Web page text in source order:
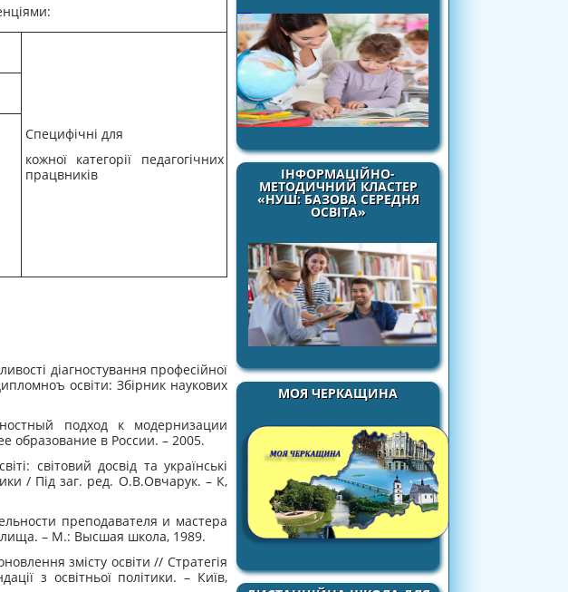
ІНФОРМАЦІЙНО-
МЕТОДИЧНИЙ КЛАСТЕР
«НУШ: БАЗОВА СЕРЕДНЯ
ОСВІТА»
МОЯ ЧЕРКАЩИНА
Специфічні для
кожної категорії педагогічних
працвників
діагностування професійної
освіти: Збірник наукових
подход к модернизации
образование в России. – 2005.
світовий досвід та українські
/ Під заг. ред. О.В.Овчарук. – К,
преподавателя и мастера
– М.: Высшая школа, 1989.
змісту освіти // Стратегія
з освітньої політики. – Київ,